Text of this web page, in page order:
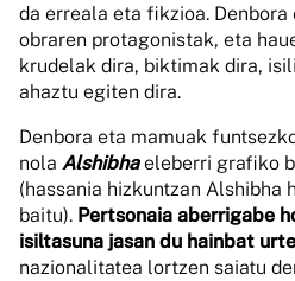
da erreala eta fikzioa.
obraren protagonistak, eta
krudelak dira, biktimak dira,
ahaztu egiten dira.
Denbora eta mamuak
nola Alshibhaeleberri grafiko
(hassania hizkuntzan Alshibha
baitu). Pertsonaia aberrigabe
isiltasuna jasan du hainbat
nazionalitatea lortzen saiatu